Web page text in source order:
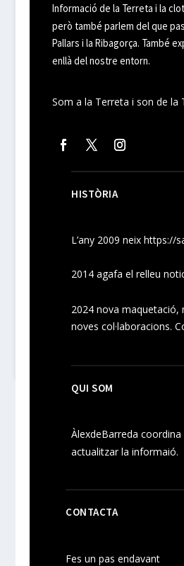
Informació de la Terreta i la
però també parlem del que
Pallars i la Ribagorça. També
enllà del nostre entorn.
Som a la Terreta i son de la
HISTÒRIA
L’any 2009 neixhttps://
2014 agafa el relleu
2024nova
novescol·laboracions.
QUI SOM
ÀlexdeBarreda coordina
actualitzar la informaió.
CONTACTA
Fes un pas endavant